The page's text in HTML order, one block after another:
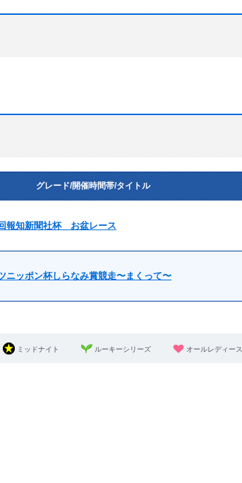
グレード/開催時間帯/タイトル
報知新聞社杯 お盆レース
ニッポン杯しらなみ賞競走〜まくって〜
ミッドナイト ルーキーシリーズ オールレディース